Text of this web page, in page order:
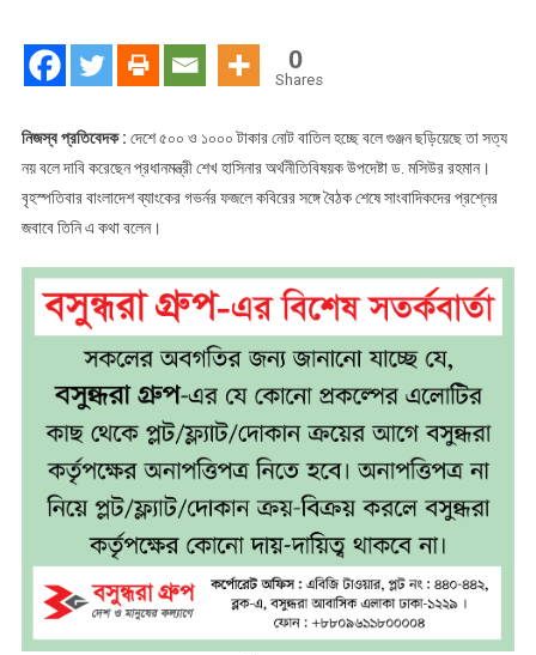
0
Shares
নিজস্ব প্রতিবেদক : দেশে ৫০০ ও ১০০০ টাকার নোট বাতিল হচ্ছে বলে গুঞ্জন ছড়িয়েছে তা সত্য
নয় বলে দাবি করেছেন প্রধানমন্ত্রী শেখ হাসিনার অর্থনীতিবিষয়ক উপদেষ্টা ড. মসিউর রহমান।
বৃহস্পতিবার বাংলাদেশ ব্যাংকের গভর্নর ফজলে কবিরের সঙ্গে বৈঠক শেষে সাংবাদিকদের প্রশ্নের
জবাবে তিনি এ কথা বলেন।